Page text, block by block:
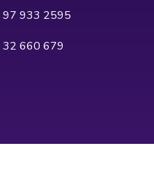
97 933 2595
32 660 679